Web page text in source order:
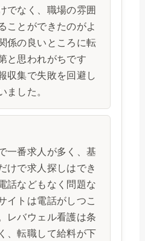
でなく、職場の雰囲
ことができたのがよ
係の良いところに転
と思われがちです
収集で失敗を回避し
ました。
一番求人が多く、基
けで求人探しはでき
話などもなく問題な
イトは電話がしつこ
レバウェル看護は条
、転職して給料が下